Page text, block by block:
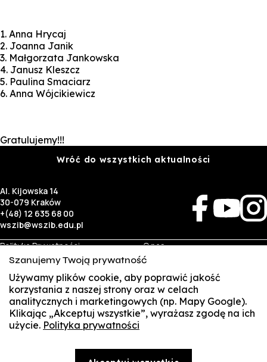
1. Anna Hrycaj
2. Joanna Janik
3. Małgorzata Jankowska
4. Janusz Kleszcz
5. Paulina Smaciarz
6. Anna Wójcikiewicz
Gratulujemy!!!
Wróć do wszystkich aktualności
Al. Kijowska 14
30-079 Kraków
+(48) 12 635 68 00
wszib@wszib.edu.pl
Polityka Prywatności
RODO
Identyfikacja wizualna
O nas
Rekrutacja
Studia
Kontakt
Biznes
Wynajem sal
Targi pracy
Student
Multis Multum
Szanujemy Twoją prywatność
Używamy plików cookie, aby poprawić jakość
korzystania z naszej strony oraz w celach
analitycznych i marketingowych (np. Mapy Google).
Klikając „Akceptuj wszystkie”, wyrażasz zgodę na ich
użycie. Polityka prywatności